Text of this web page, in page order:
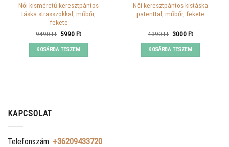
Női kisméretű keresztpántos
táska strasszokkal, műbőr,
fekete
9490Ft Original
was:
9490 Ft.
5990FtCurrent
KOSÁRBA TESZEM
Női keresztpántos kistáska
patenttal, műbőr, fekete
4390Ft Original
was:
4390 Ft.
3000FtCurrent
KOSÁRBA TESZEM
KAPCSOLAT
Telefonszám: +36209433720